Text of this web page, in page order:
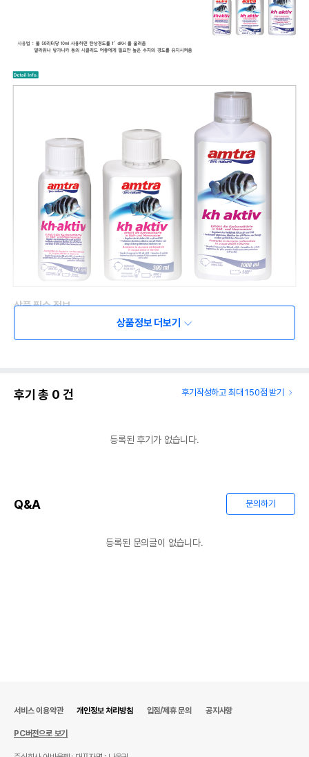
상품 필수 정보
상품상세설명 참조
유통기한이 최소 2026.12.05이거나 그
단, 상품명에 유통기한 명시된 경우, 해당
상품정보 더보기
후기 총 0 건 후기작성하고 최대 150점 받기
등록된 후기가 없습니다.
Q&A 문의하기
등록된 문의글이 없습니다.
서비스 이용약관 개인정보 처리방침 입점/제휴 문의 공지사항
PC버전으로 보기